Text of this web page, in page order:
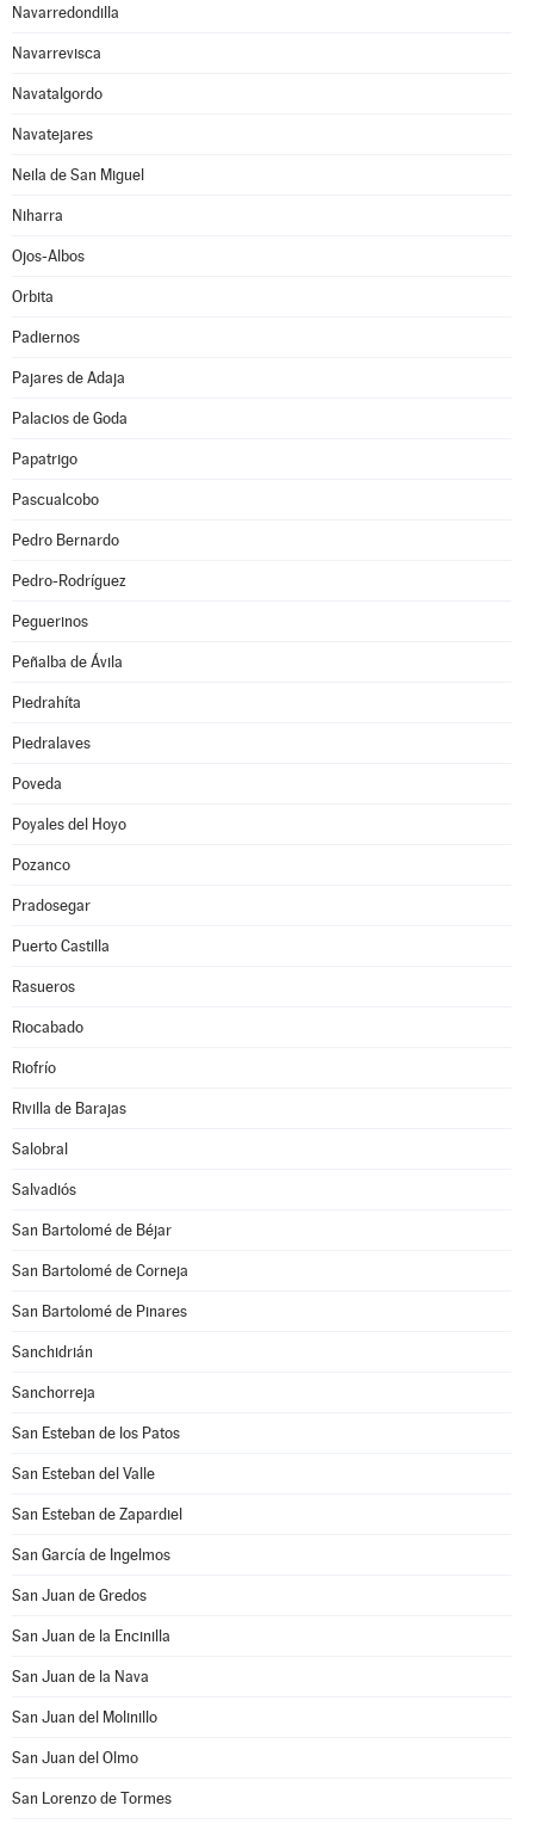
Navarredondilla
Navarrevisca
Navatalgordo
Navatejares
Neila de San Miguel
Niharra
Ojos-Albos
Orbita
Padiernos
Pajares de Adaja
Palacios de Goda
Papatrigo
Pascualcobo
Pedro Bernardo
Pedro-Rodríguez
Peguerinos
Peñalba de Ávila
Piedrahíta
Piedralaves
Poveda
Poyales del Hoyo
Pozanco
Pradosegar
Puerto Castilla
Rasueros
Riocabado
Riofrío
Rivilla de Barajas
Salobral
Salvadiós
San Bartolomé de Béjar
San Bartolomé de Corneja
San Bartolomé de Pinares
Sanchidrián
Sanchorreja
San Esteban de los Patos
San Esteban del Valle
San Esteban de Zapardiel
San García de Ingelmos
San Juan de Gredos
San Juan de la Encinilla
San Juan de la Nava
San Juan del Molinillo
San Juan del Olmo
San Lorenzo de Tormes